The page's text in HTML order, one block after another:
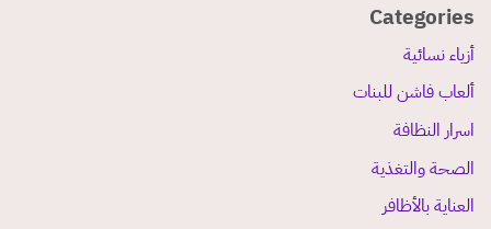
Categories
أزياء نسائية
ألعاب فاشن للبنات
اسرار النظافة
الصحة والتغذية
العناية بالأظافر